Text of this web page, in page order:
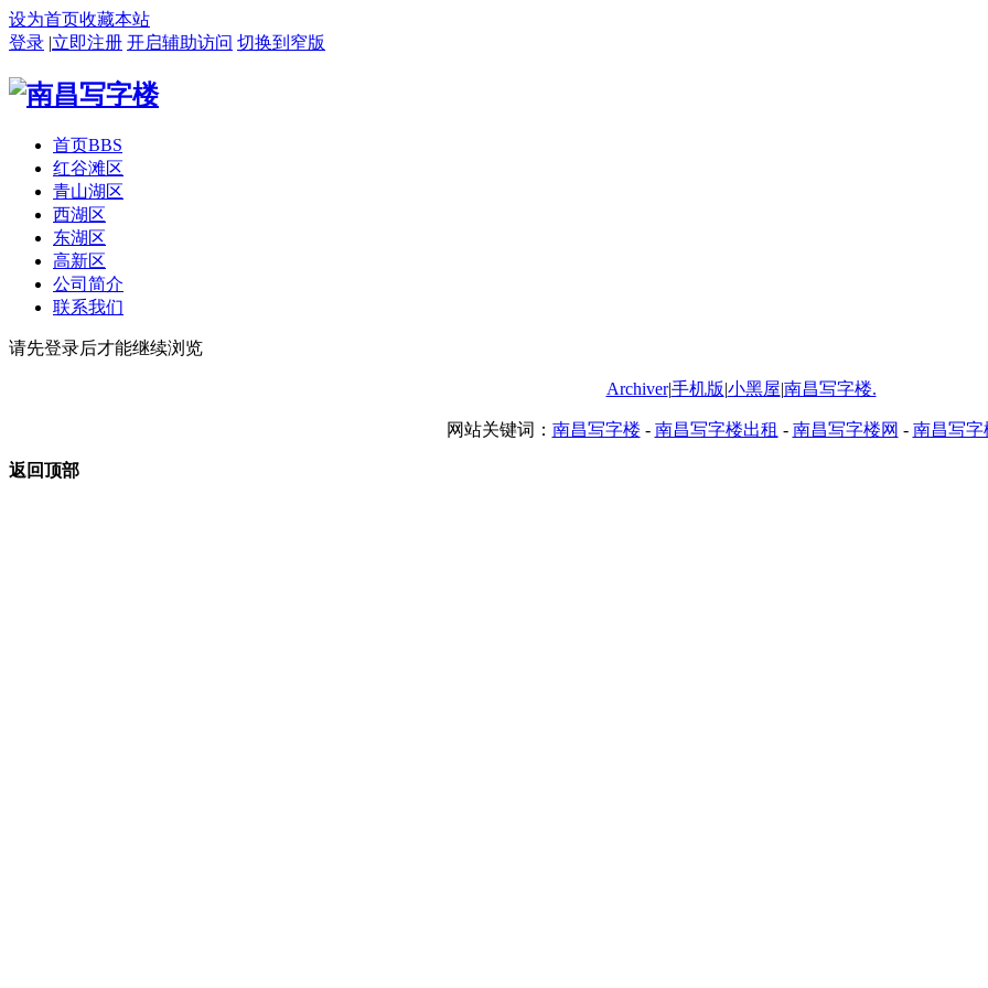
设为首页收藏本站
登录 |立即注册 开启辅助访问 切换到窄版
首页BBS
红谷滩区
青山湖区
西湖区
东湖区
高新区
公司简介
联系我们
请先登录后才能继续浏览
Archiver|手机版|小黑屋|南昌写字楼.
网站关键词： 南昌写字楼 - 南昌写字楼出租 - 南昌写字楼网 - 南昌写字
返回顶部